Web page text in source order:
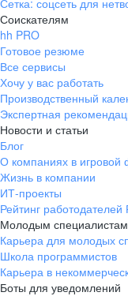
Сетка: соцсеть для
Соискателям
hh PRO
Готовое резюме
Все сервисы
Хочу у вас работать
Производственный
Экспертная
Новости и статьи
Блог
О компаниях в игровой
Жизнь в компании
ИТ-проекты
Рейтинг работодателей
Молодым специалистам
Карьера для молодых
Школа программистов
Карьера в
Боты для уведомлений